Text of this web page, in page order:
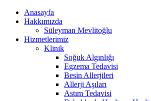
Anasayfa
Hakkımızda
Süleyman Mevlitoğlu
Hizmetlerimiz
Klinik
Soğuk Algınlığı
Egzema Tedavisi
Besin Allerjileri
Allerji Aşıları
Astım Tedavisi